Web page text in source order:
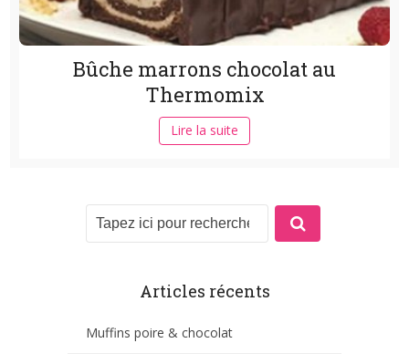
Bûche marrons chocolat au
Thermomix
Lire la suite
Articles récents
Muffins poire & chocolat